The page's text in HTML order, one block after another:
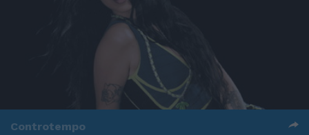
Controtempo